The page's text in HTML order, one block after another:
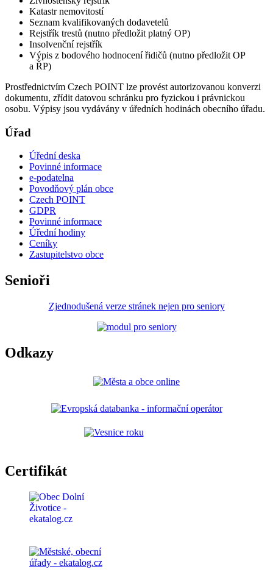
Katastr nemovitostí
Seznam kvalifikovaných dodavetelů
Rejstřík trestů (nutno předložit platný OP)
Insolvenční rejstřík
Výpis z bodového hodnocení řidičů (nutno předložit OP
a ŘP)
Prostřednictvím Czech POINT lze provést autorizovanou konverzi
dokumentu, zřídit datovou schránku pro fyzickou i právnickou
osobu. Výpisy jsou vydávány v úředních hodinách obecního úřadu.
Úřad
Úřední deska
Povinné informace
e-podatelna
Povodňový plán obce
Czech POINT
GDPR
Povinné informace
Úřední hodiny
Ceníky
Zastupitelstvo obce
Senioři
Zjednodušená verze stránek nejen pro seniory
Odkazy
Certifikát